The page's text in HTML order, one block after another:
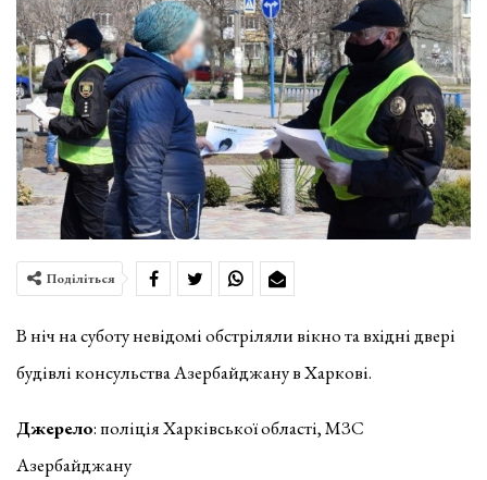
Поділіться
В ніч на суботу невідомі обстріляли вікно та вхідні двері
будівлі консульства Азербайджану в Харкові.
Джерело: поліція Харківської області, МЗС
Азербайджану